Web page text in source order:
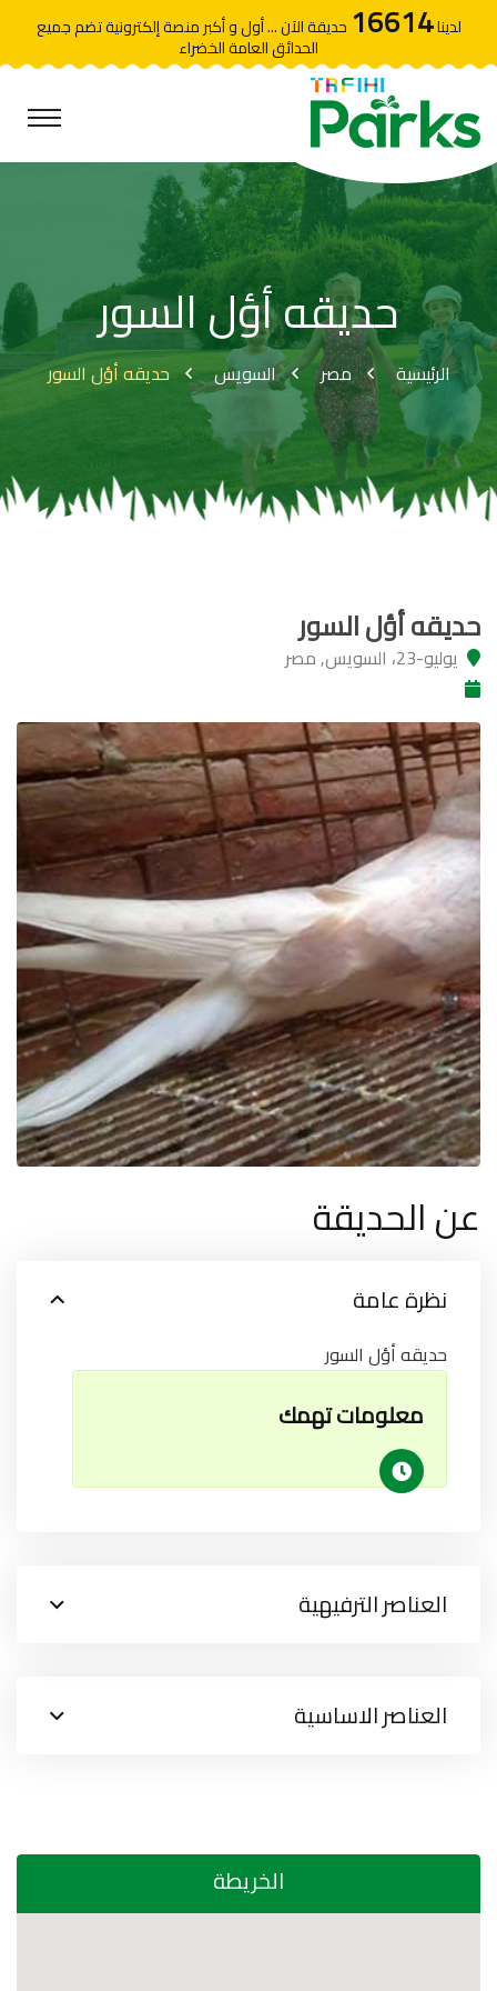
لدينا16614 حديقة الآن ... أول و أكبر منصة إلكترونية تضم جميع
الحدائق العامة الخضراء
حديقه أؤل السور
الرئيسية مصر السويس حديقه أؤل السور
حديقه أؤل السور
يوليو-23، السويس, مصر
عن الحديقة
نظرة عامة
حديقه أؤل السور
معلومات تهمك
العناصر الترفيهية
العناصر الاساسية
الخريطة